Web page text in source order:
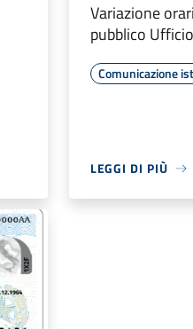
Variazione
pubblico
Comunicazione
LEGGI DI PIÙ